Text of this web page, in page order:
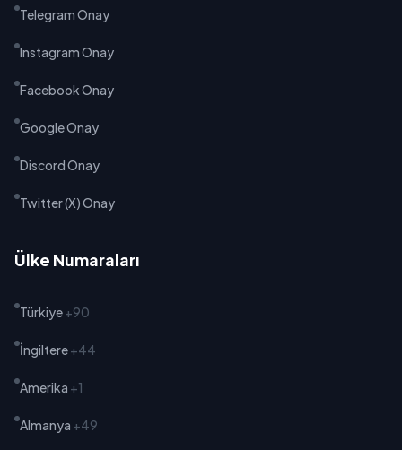
Telegram Onay
Instagram Onay
Facebook Onay
Google Onay
Discord Onay
Twitter (X) Onay
Ülke Numaraları
Türkiye+90
İngiltere+44
Amerika +1
Almanya +49